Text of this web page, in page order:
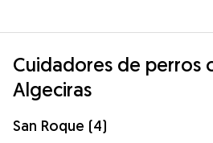
Cuidadores de perros
Algeciras
San Roque (4)